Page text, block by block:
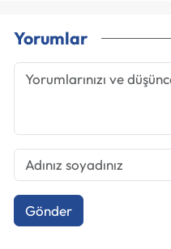
Yorumlar
Gönder